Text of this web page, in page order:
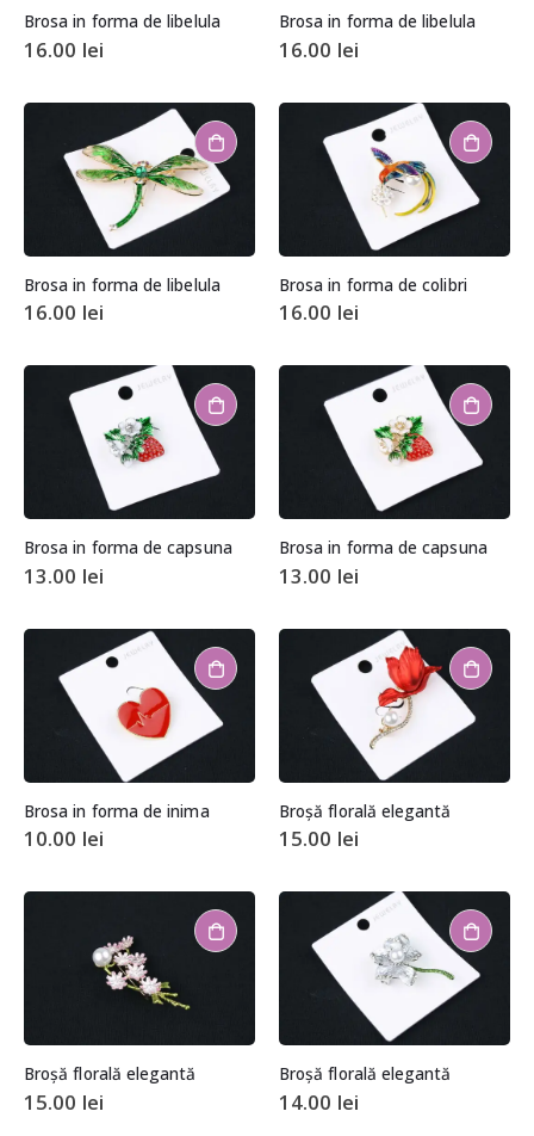
Brosa in forma de libelula
16.00 lei
Brosa in forma de libelula
16.00 lei
Brosa in forma de libelula
16.00 lei
Brosa in forma de colibri
16.00 lei
Brosa in forma de capsuna
13.00 lei
Brosa in forma de capsuna
13.00 lei
Brosa in forma de inima
10.00 lei
Broșă florală elegantă
15.00 lei
Broșă florală elegantă
15.00 lei
Broșă florală elegantă
14.00 lei